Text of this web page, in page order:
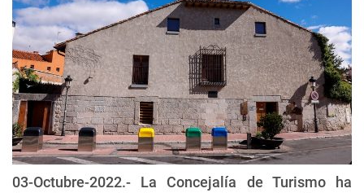
03-Octubre-2022.- La Concejalía de Turismo ha